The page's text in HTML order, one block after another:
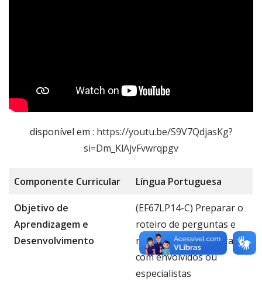
disponível em : https://youtu.be/S9V7QdjasKg?
si=Dm_KlAjvFvwrqpgv
Componente Curricular Língua Portuguesa
Objetivo de
Aprendizagem e
Desenvolvimento
(EF67LP14-C) Preparar o
roteiro de perguntas e
realizar entrevista oral
com envolvidos ou
especialistas